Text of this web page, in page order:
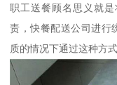
职工送餐顾名思义就
责，快餐配送公司进行
质的情况下通过这种方